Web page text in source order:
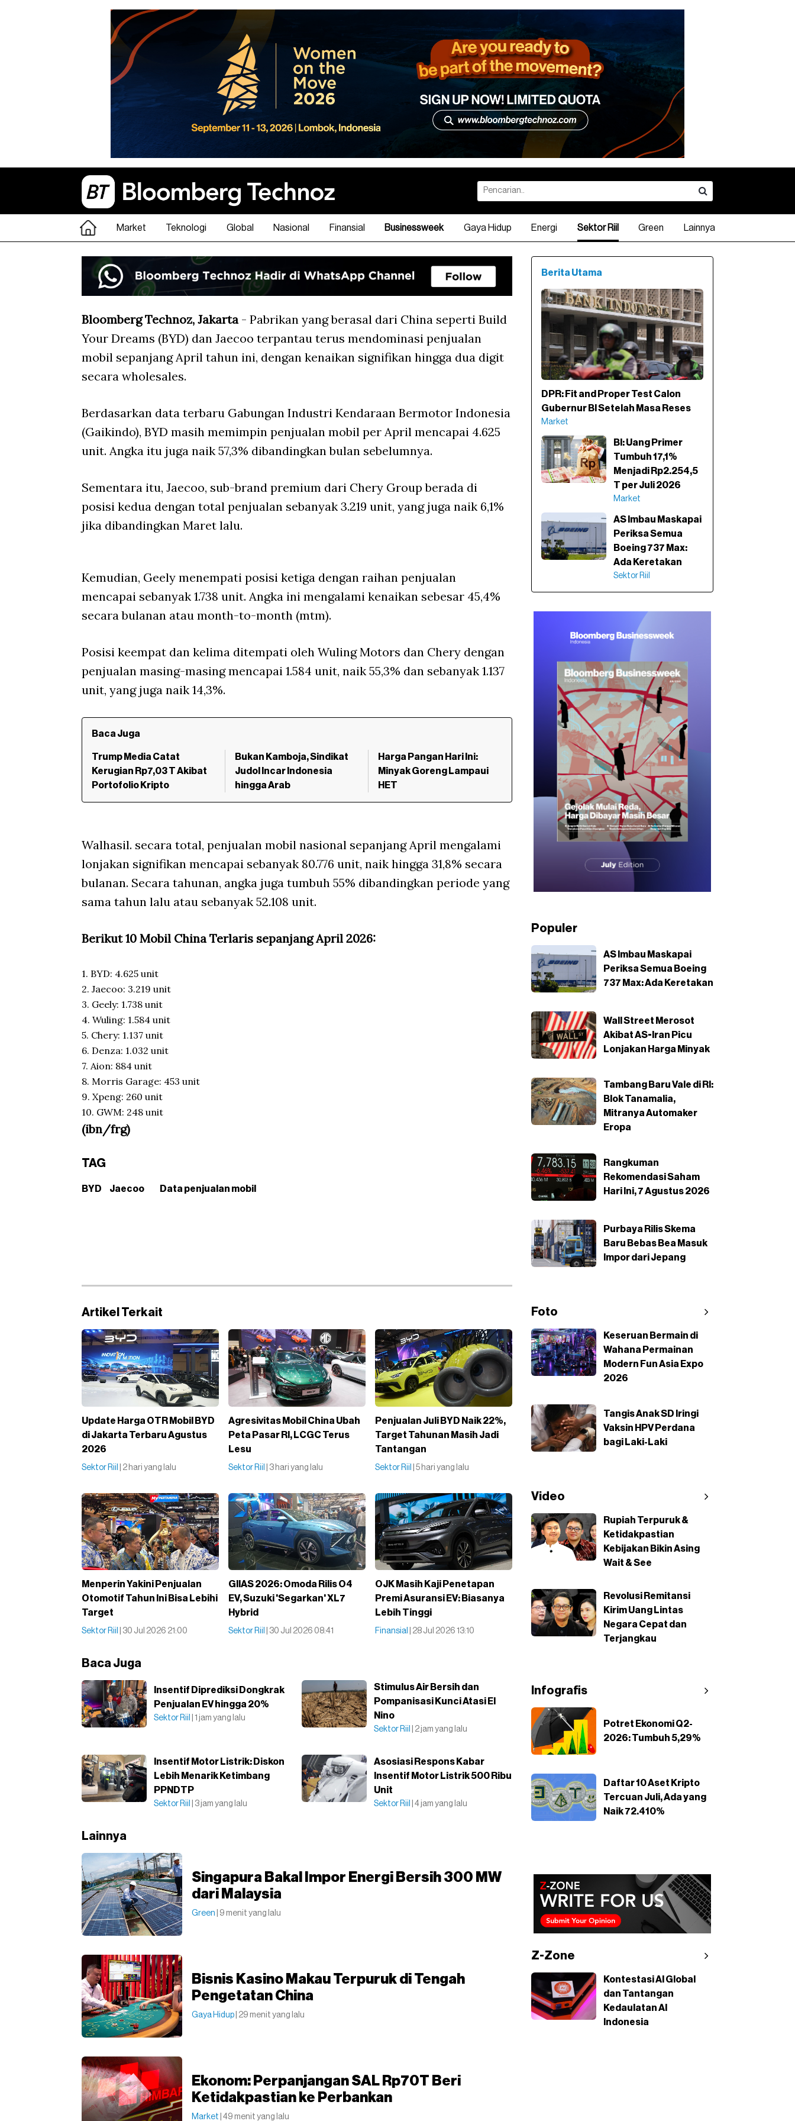
Market Teknologi Global Nasional Finansial Businessweek Gaya Hidup Energi Sektor Riil Green Lainnya
Bloomberg Technoz, Jakarta- Pabrikan yang berasal dari China seperti Build
Your Dreams (BYD) dan Jaecoo terpantau terus mendominasi penjualan
mobil sepanjang April tahun ini, dengan kenaikan signifikan hingga dua digit
secara wholesales.
Berdasarkan data terbaru Gabungan Industri Kendaraan Bermotor Indonesia
(Gaikindo), BYD masih memimpin penjualan mobil per April mencapai 4.625
unit. Angka itu juga naik 57,3% dibandingkan bulan sebelumnya.
Sementara itu, Jaecoo, sub-brand premium dari Chery Group berada di
posisi kedua dengan total penjualan sebanyak 3.219 unit, yang juga naik 6,1%
jika dibandingkan Maret lalu.
Kemudian, Geely menempati posisi ketiga dengan raihan penjualan
mencapai sebanyak 1.738 unit. Angka ini mengalami kenaikan sebesar 45,4%
secara bulanan atau month-to-month (mtm).
Posisi keempat dan kelima ditempati oleh Wuling Motors dan Chery dengan
penjualan masing-masing mencapai 1.584 unit, naik 55,3% dan sebanyak 1.137
unit, yang juga naik 14,3%.
Baca Juga
Trump Media Catat
Kerugian Rp7,03 T Akibat
Portofolio Kripto
Bukan Kamboja, Sindikat
Judol Incar Indonesia
hingga Arab
Harga Pangan Hari Ini:
Minyak Goreng Lampaui
HET
Walhasil. secara total, penjualan mobil nasional sepanjang April mengalami
lonjakan signifikan mencapai sebanyak 80.776 unit, naik hingga 31,8% secara
bulanan. Secara tahunan, angka juga tumbuh 55% dibandingkan periode yang
sama tahun lalu atau sebanyak 52.108 unit.
Berikut 10 Mobil China Terlaris sepanjang April 2026:
1. BYD: 4.625 unit
2. Jaecoo: 3.219 unit
3. Geely: 1.738 unit
4. Wuling: 1.584 unit
5. Chery: 1.137 unit
6. Denza: 1.032 unit
7. Aion: 884 unit
8. Morris Garage: 453 unit
9. Xpeng: 260 unit
10. GWM: 248 unit
(ibn/frg)
TAG
BYD Jaecoo Data penjualan mobil
Artikel Terkait
Update Harga OTR Mobil BYD
di Jakarta Terbaru Agustus
2026
Sektor Riil | 2 hari yang lalu
Agresivitas Mobil China Ubah
Peta Pasar RI, LCGC Terus
Lesu
Sektor Riil | 3 hari yang lalu
Penjualan Juli BYD Naik 22%,
Target Tahunan Masih Jadi
Tantangan
Sektor Riil | 5 hari yang lalu
Menperin Yakini Penjualan
Otomotif Tahun Ini Bisa Lebihi
Target
Sektor Riil | 30 Jul 2026 21:00
GIIAS 2026: Omoda Rilis O4
EV, Suzuki 'Segarkan' XL7
Hybrid
Sektor Riil | 30 Jul 2026 08:41
OJK Masih Kaji Penetapan
Premi Asuransi EV: Biasanya
Lebih Tinggi
Finansial | 28 Jul 2026 13:10
Baca Juga
Insentif Diprediksi Dongkrak
Penjualan EV hingga 20%
Sektor Riil | 1 jam yang lalu
Stimulus Air Bersih dan
Pompanisasi Kunci Atasi El
Nino
Sektor Riil | 2 jam yang lalu
Insentif Motor Listrik: Diskon
Lebih Menarik Ketimbang
PPNDTP
Sektor Riil | 3 jam yang lalu
Asosiasi Respons Kabar
Insentif Motor Listrik 500 Ribu
Unit
Sektor Riil | 4 jam yang lalu
Lainnya
Singapura Bakal Impor Energi Bersih 300 MW
dari Malaysia
Green | 9 menit yang lalu
Bisnis Kasino Makau Terpuruk di Tengah
Pengetatan China
Gaya Hidup | 29 menit yang lalu
Ekonom: Perpanjangan SAL Rp70T Beri
Ketidakpastian ke Perbankan
Market | 49 menit yang lalu
Berita Utama
DPR: Fit and Proper Test Calon
Gubernur BI Setelah Masa Reses
Market
BI: Uang Primer
Tumbuh 17,1%
Menjadi Rp2.254,5
T per Juli 2026
Market
AS Imbau Maskapai
Periksa Semua
Boeing 737 Max:
Ada Keretakan
Sektor Riil
Populer
AS Imbau Maskapai
Periksa Semua Boeing
737 Max: Ada Keretakan
Wall Street Merosot
Akibat AS-Iran Picu
Lonjakan Harga Minyak
Tambang Baru Vale di RI:
Blok Tanamalia,
Mitranya Automaker
Eropa
Rangkuman
Rekomendasi Saham
Hari Ini, 7 Agustus 2026
Purbaya Rilis Skema
Baru Bebas Bea Masuk
Impor dari Jepang
Foto
Keseruan Bermain di
Wahana Permainan
Modern Fun Asia Expo
2026
Tangis Anak SD Iringi
Vaksin HPV Perdana
bagi Laki-Laki
Video
Rupiah Terpuruk &
Ketidakpastian
Kebijakan Bikin Asing
Wait & See
Revolusi Remitansi
Kirim Uang Lintas
Negara Cepat dan
Terjangkau
Infografis
Potret Ekonomi Q2-
2026: Tumbuh 5,29%
Daftar 10 Aset Kripto
Tercuan Juli, Ada yang
Naik 72.410%
Z-Zone
Kontestasi AI Global
dan Tantangan
Kedaulatan AI
Indonesia